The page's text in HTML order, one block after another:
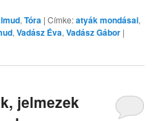
,Tóra |Címke:atyák mondásai,
,Vadász Éva,Vadász Gábor |
jelmezek